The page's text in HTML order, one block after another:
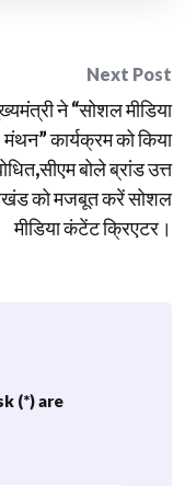
Next Post
ने “सोशल मीडिया
मंथन” कार्यक्रम को किया
बोले ब्रांड उत्त
को मजबूत करें सोशल
मीडिया कंटेंट क्रिएटर।
(*) are